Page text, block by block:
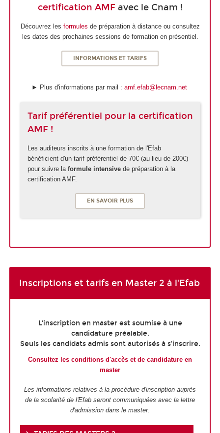
certification AMFavec le Cnam !
Découvrez les formules de préparation à distance ou consultez
les dates des prochaines sessions de formation en présentiel.
INFORMATIONS ET TARIFS
► Plus d'informations par mail : amf.efab@lecnam.net
Tarif préférentiel pour la certification
AMF !
Les auditeurs inscrits à une formation de l'Efab
bénéficient d'un tarif préférentiel de 70€ (au lieu de 200€)
pour suivre laformule intensivede préparation à la
certification AMF.
EN SAVOIR PLUS
Inscriptions et tarifs en Master 2 à l'Efab
L'inscription en master est soumise à une
candidature préalable.
Seuls les candidats admis sont autorisés à s'inscrire.
Consultez les conditions d'accès et de candidature en
master
Les informations relatives à la procédure d'inscription auprès
de la scolarité de l'Efab seront communiquées avec la lettre
d'admission dans le master.